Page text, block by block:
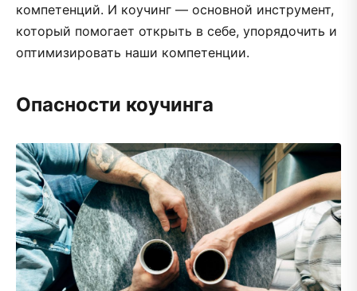
компетенций. И коучинг — основной инструмент,
который помогает открыть в себе, упорядочить и
оптимизировать наши компетенции.
Опасности коучинга